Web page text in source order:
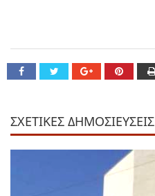
ΣΧΕΤΙΚΕΣ ΔΗΜΟΣΙΕΥΣΕΙΣ